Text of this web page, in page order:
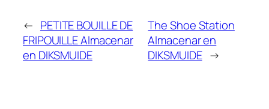
← PETITE BOUILLE DE
FRIPOUILLEAlmacenar
en DIKSMUIDE
The Shoe Station
Almacenar en
DIKSMUIDE →